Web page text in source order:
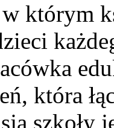
którym
która
szkoły